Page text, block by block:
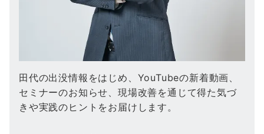
田代の出没情報をはじめ、YouTubeの新着動画、
セミナーのお知らせ、現場改善を通じて得た気づ
きや実践のヒントをお届けします。